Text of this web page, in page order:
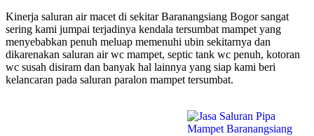
Kinerja saluran air macet di sekitar Baranangsiang Bogor sangat
sering kami jumpai terjadinya kendala tersumbat mampet yang
menyebabkan penuh meluap memenuhi ubin sekitarnya dan
dikarenakan saluran air wc mampet, septic tank wc penuh, kotoran
wc susah disiram dan banyak hal lainnya yang siap kami beri
kelancaran pada saluran paralon mampet tersumbat.